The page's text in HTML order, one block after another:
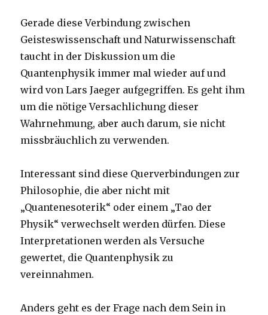
Gerade diese Verbindung zwischen
Geisteswissenschaft und Naturwissenschaft
taucht in der Diskussion um die
Quantenphysik immer mal wieder auf und
wird von Lars Jaeger aufgegriffen. Es geht ihm
um die nötige Versachlichung dieser
Wahrnehmung, aber auch darum, sie nicht
missbräuchlich zu verwenden.
Interessant sind diese Querverbindungen zur
Philosophie, die aber nicht mit
„Quantenesoterik“ oder einem „Tao der
Physik“ verwechselt werden dürfen. Diese
Interpretationen werden als Versuche
gewertet, die Quantenphysik zu
vereinnahmen.
Anders geht es der Frage nach dem Sein in